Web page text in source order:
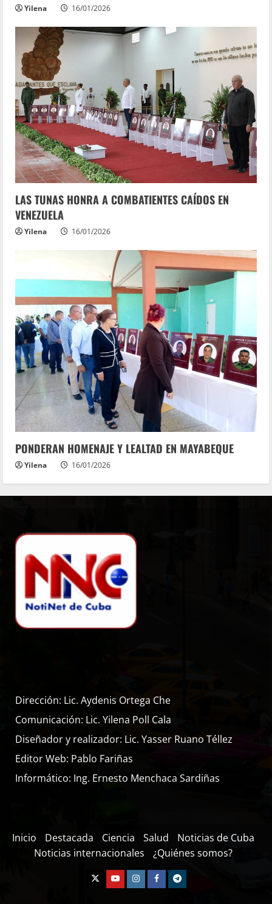
Yilena 16/01/2026
LAS TUNAS HONRA A COMBATIENTES CAÍDOS EN
VENEZUELA
Yilena 16/01/2026
PONDERAN HOMENAJE Y LEALTAD EN MAYABEQUE
Yilena 16/01/2026
Dirección: Lic. Aydenis Ortega Che
Comunicación: Lic. Yilena Poll Cala
Diseñador y realizador: Lic. Yasser Ruano Téllez
Editor Web: Pablo Fariñas
Informático: Ing. Ernesto Menchaca Sardiñas
Inicio Destacada Ciencia Salud
Noticias de Cuba
Noticias internacionales
¿Quiénes somos?